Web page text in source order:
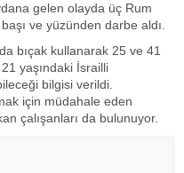
gelen olayda üç Rum
ve yüzünden darbe aldı.
bıçak kullanarak 25 ve 41
yaşındaki İsrailli
bilgisi verildi.
için müdahale eden
çalışanları da bulunuyor.